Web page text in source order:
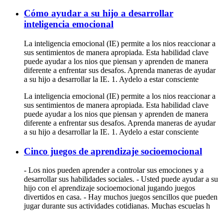
Cómo ayudar a su hijo a desarrollar
inteligencia emocional
La inteligencia emocional (IE) permite a los nios reaccionar a
sus sentimientos de manera apropiada. Esta habilidad clave
puede ayudar a los nios que piensan y aprenden de manera
diferente a enfrentar sus desafos. Aprenda maneras de ayudar
a su hijo a desarrollar la IE. 1. Aydelo a estar consciente
La inteligencia emocional (IE) permite a los nios reaccionar a
sus sentimientos de manera apropiada. Esta habilidad clave
puede ayudar a los nios que piensan y aprenden de manera
diferente a enfrentar sus desafos. Aprenda maneras de ayudar
a su hijo a desarrollar la IE. 1. Aydelo a estar consciente
Cinco juegos de aprendizaje socioemocional
- Los nios pueden aprender a controlar sus emociones y a
desarrollar sus habilidades sociales. - Usted puede ayudar a su
hijo con el aprendizaje socioemocional jugando juegos
divertidos en casa. - Hay muchos juegos sencillos que pueden
jugar durante sus actividades cotidianas. Muchas escuelas h